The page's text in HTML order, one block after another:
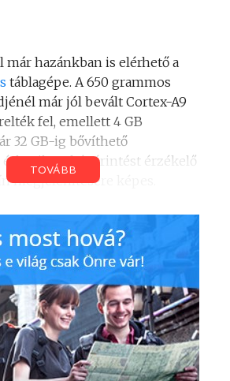
már hazánkban is elérhető a
táblagépe. A 650 grammos
már jól bevált Cortex-A9
fel, emellett 4 GB
32 GB-ig bővíthető
érkezik. A két érintést érzékelő
megjelenítésére képes.
támogatja a Bluetooth
akár vezetéknélküli billentyűzetet
vele, ezeken felül rendelkezik
G-szenzorral és Flash 10.1-es
TOVÁBB